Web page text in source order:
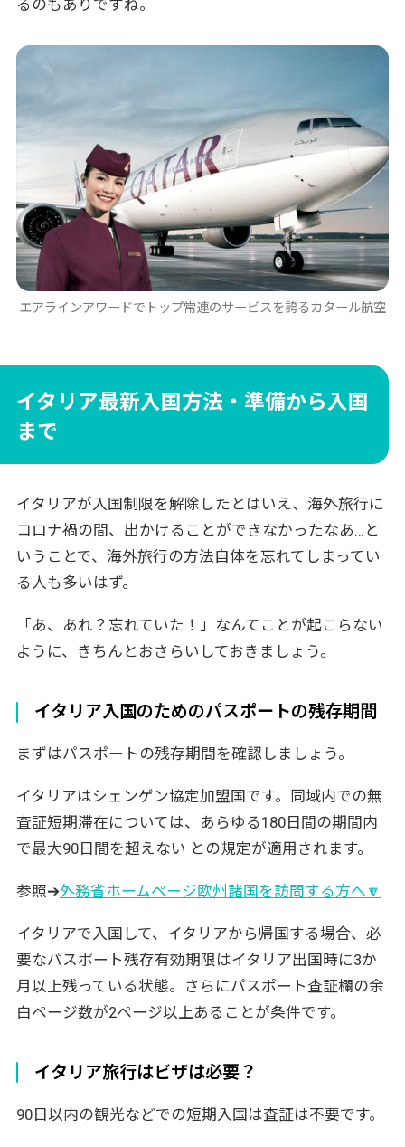
るのもありですね。
エアラインアワードでトップ常連のサービスを誇るカタール航空
イタリア最新入国方法・準備から入国
まで
イタリアが入国制限を解除したとはいえ、海外旅行に
コロナ禍の間、出かけることができなかったなあ…と
いうことで、海外旅行の方法自体を忘れてしまってい
る人も多いはず。
「あ、あれ？忘れていた！」なんてことが起こらない
ように、きちんとおさらいしておきましょう。
イタリア入国のためのパスポートの残存期間
まずはパスポートの残存期間を確認しましょう。
イタリアはシェンゲン協定加盟国です。同域内での無
査証短期滞在については、あらゆる180日間の期間内
で最大90日間を超えない との規定が適用されます。
参照➔外務省ホームページ欧州諸国を訪問する方へ🔽
イタリアで入国して、イタリアから帰国する場合、必
要なパスポート残存有効期限はイタリア出国時に3か
月以上残っている状態。さらにパスポート査証欄の余
白ページ数が2ページ以上あることが条件です。
イタリア旅行はビザは必要？
90日以内の観光などでの短期入国は査証は不要です。